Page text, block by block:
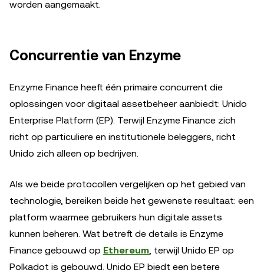
worden aangemaakt.
Concurrentie van Enzyme
Enzyme Finance heeft één primaire concurrent die
oplossingen voor digitaal assetbeheer aanbiedt: Unido
Enterprise Platform (EP). Terwijl Enzyme Finance zich
richt op particuliere en institutionele beleggers, richt
Unido zich alleen op bedrijven.
Als we beide protocollen vergelijken op het gebied van
technologie, bereiken beide het gewenste resultaat: een
platform waarmee gebruikers hun digitale assets
kunnen beheren. Wat betreft de details is Enzyme
Finance gebouwd op Ethereum, terwijl Unido EP op
Polkadot is gebouwd. Unido EP biedt een betere